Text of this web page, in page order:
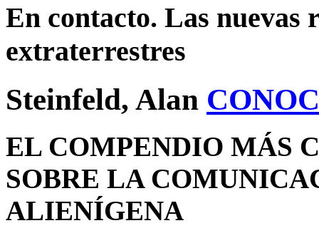
En contacto. Las nuevas
extraterrestres
Steinfeld, Alan
EL COMPENDIO MÁS
SOBRE LA
ALIENÍGENA